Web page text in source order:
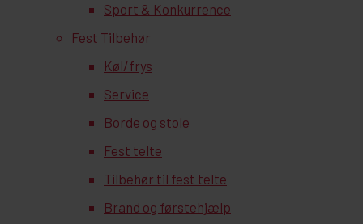
Sport & Konkurrence
Fest Tilbehør
Køl/frys
Service
Borde og stole
Fest telte
Tilbehør til fest telte
Brand og førstehjælp